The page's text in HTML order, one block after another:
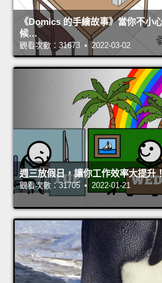
《Domics 的手繪故事》當你不小
候…
觀看次數：31673 • 2022-03-02
週三放假日，讓你工作效率大提升！
觀看次數：31705 • 2022-01-21